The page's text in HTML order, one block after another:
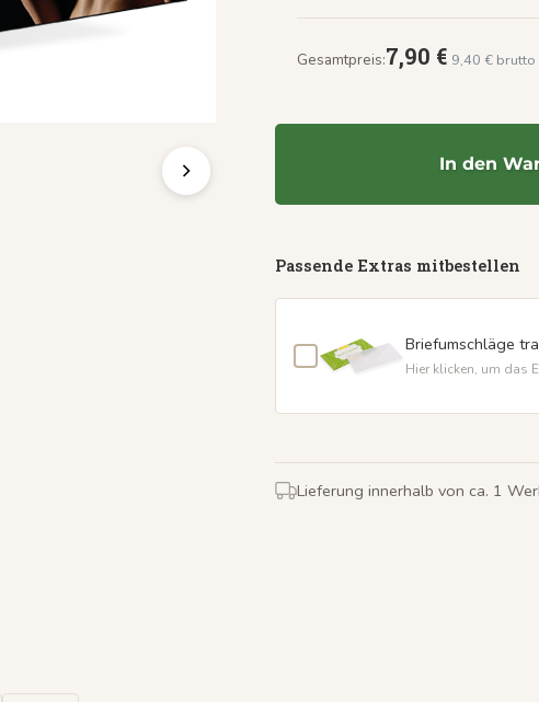
Gesamtpreis:7,90 € 9,40 € brutto
In den
Passende Extras mitbestellen
Briefumschläge
Hier klicken, um das
Lieferung innerhalb von ca. 1